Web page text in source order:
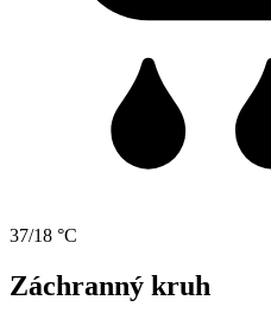
37/18 °C
Záchranný kruh